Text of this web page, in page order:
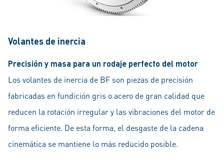
Volantes de inercia
Precisión y masa para un rodaje perfecto del motor
Los volantes de inercia de BF son piezas de precisión
fabricadas en fundición gris o acero de gran calidad que
reducen la rotación irregular y las vibraciones del motor de
forma eficiente. De esta forma, el desgaste de la cadena
cinemática se mantiene lo más reducido posible.